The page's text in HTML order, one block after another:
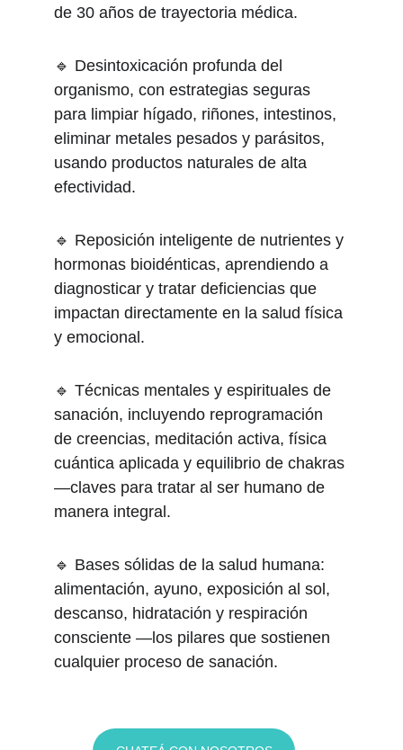
de 30 años de trayectoria médica.
🔹 Desintoxicación profunda del
organismo, con estrategias seguras
para limpiar hígado, riñones, intestinos,
eliminar metales pesados y parásitos,
usando productos naturales de alta
efectividad.
🔹 Reposición inteligente de nutrientes y
hormonas bioidénticas, aprendiendo a
diagnosticar y tratar deficiencias que
impactan directamente en la salud física
y emocional.
🔹 Técnicas mentales y espirituales de
sanación, incluyendo reprogramación
de creencias, meditación activa, física
cuántica aplicada y equilibrio de chakras
—claves para tratar al ser humano de
manera integral.
🔹 Bases sólidas de la salud humana:
alimentación, ayuno, exposición al sol,
descanso, hidratación y respiración
consciente —los pilares que sostienen
cualquier proceso de sanación.